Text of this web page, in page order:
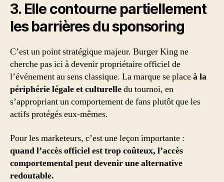
3. Elle contourne partiellement
les barrières du sponsoring
C’est un point stratégique majeur. Burger King ne
cherche pas ici à devenir propriétaire officiel de
l’événement au sens classique. La marque se placeà la
périphérie légale et culturelledu tournoi, en
s’appropriant un comportement de fans plutôt que les
actifs protégés eux-mêmes.
Pour les marketeurs, c’est une leçon importante :
quand l’accès officiel est trop coûteux, l’accès
comportemental peut devenir une alternative
redoutable.